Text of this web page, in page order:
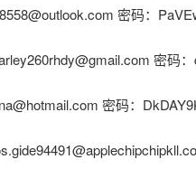
密码：
密码
密码：